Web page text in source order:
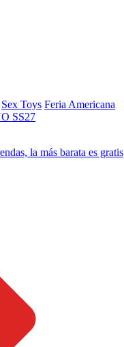
Sex Toys Feria Americana
SS27
la más barata es gratis